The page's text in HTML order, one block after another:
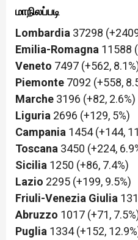
மாநிலப்படி
Lombardia 37298
Emilia-Romagna 11588
Veneto 7497 (+562,
Piemonte 7092 (+558,
Marche 3196 (+82, 2.6%)
Liguria 2696 (+129, 5%)
Campania 1454 (+144,
Toscana 3450 (+224,
Sicilia 1250 (+86, 7.4%)
Lazio 2295 (+199, 9.5%)
Friuli-Venezia Giulia
Abruzzo 1017 (+71,
Puglia 1334 (+152,